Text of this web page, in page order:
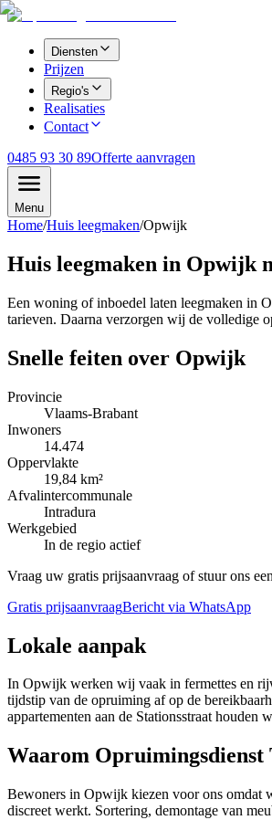
Diensten
Prijzen
Regio's
Realisaties
Contact
0485 93 30 89Offerte aanvragen
Menu
Home/Huis leegmaken/Opwijk
Huis leegmaken in Opwijk
Een woning of inboedel laten leegmaken in
tarieven. Daarna verzorgen wij de volledige
Snelle feiten over Opwijk
Provincie
Vlaams-Brabant
Inwoners
14.474
Oppervlakte
19,84 km²
Afvalintercommunale
Intradura
Werkgebied
In de regio actief
Vraag uw gratis prijsaanvraag of stuur ons
Gratis prijsaanvraagBericht via WhatsApp
Lokale aanpak
In Opwijk werken wij vaak in fermettes en
tijdstip van de opruiming af op de
appartementen aan de Stationsstraat
Waarom Opruimingsdienst
Bewoners in Opwijk kiezen voor ons omdat
discreet werkt. Sortering, demontage van